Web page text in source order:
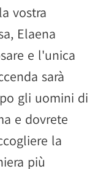
vostra
Elaena
e l'unica
sarà
gli uomini di
e dovrete
la
più